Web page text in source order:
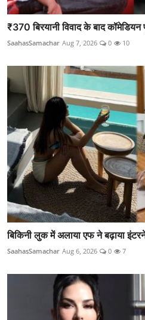
₹370 बिरयानी विवाद के बाद कॉमेडियन
SaahasSamachar Aug 7, 2026 0 10
बिकिनी लुक में अलाया एफ ने बढ़ाया
SaahasSamachar Aug 6, 2026 0 7